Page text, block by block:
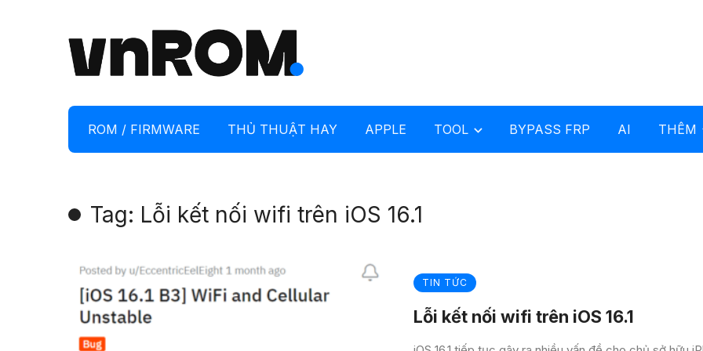
ROM / FIRMWARE THỦ THUẬT HAY APPLE TOOL BYPASS FRP AI THÊM
Tag: Lỗi kết nối wifi trên iOS 16.1
TIN TỨC
Lỗi kết nối wifi trên iOS 16.1